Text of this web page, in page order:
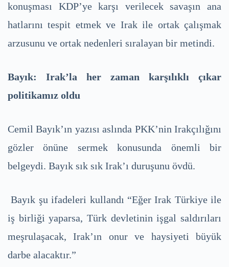
konuşması KDP’ye karşı verilecek savaşın ana
hatlarını tespit etmek ve Irak ile ortak çalışmak
arzusunu ve ortak nedenleri sıralayan bir metindi.
Bayık: Irak’la her zaman karşılıklı çıkar
politikamız oldu
Cemil Bayık’ın yazısı aslında PKK’nin Irakçılığını
gözler önüne sermek konusunda önemli bir
belgeydi. Bayık sık sık Irak’ı duruşunu övdü.
Bayık şu ifadeleri kullandı “Eğer Irak Türkiye ile
iş birliği yaparsa, Türk devletinin işgal saldırıları
meşrulaşacak, Irak’ın onur ve haysiyeti büyük
darbe alacaktır.”